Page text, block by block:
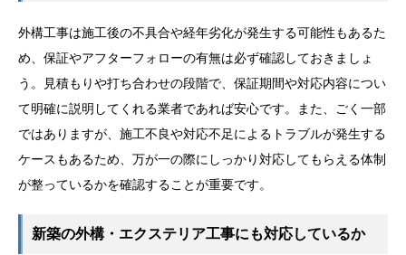
外構工事は施工後の不具合や経年劣化が発生する可能性もあるた
め、保証やアフターフォローの有無は必ず確認しておきましょ
う。見積もりや打ち合わせの段階で、保証期間や対応内容につい
て明確に説明してくれる業者であれば安心です。また、ごく一部
ではありますが、施工不良や対応不足によるトラブルが発生する
ケースもあるため、万が一の際にしっかり対応してもらえる体制
が整っているかを確認することが重要です。
新築の外構・エクステリア工事にも対応しているか